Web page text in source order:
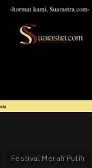
Festival Merah Putih